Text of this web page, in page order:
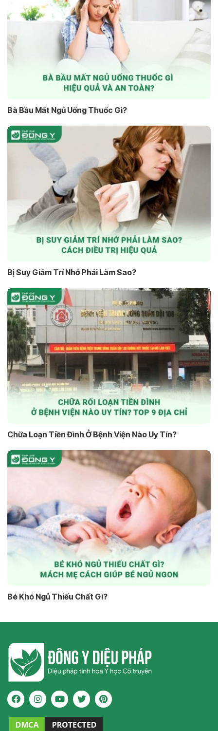
Bà Bầu Mất Ngủ Uống Thuốc Gì?
Bị Suy Giảm Trí Nhớ Phải Làm Sao?
Chữa Loạn Tiền Đình Ở Bệnh Viện Nào Uy Tín?
Bé Khó Ngủ Thiếu Chất Gì?